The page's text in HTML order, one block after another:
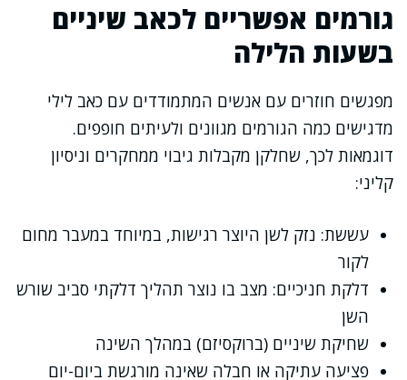
גורמים אפשריים לכאב שיניים
בשעות הלילה
מפגשים חוזרים עם אנשים המתמודדים עם כאב לילי
מדגישים כמה הגורמים מגוונים ולעיתים חופפים.
דוגמאות לכך, שחלקן מקבלות גיבוי ממחקרים וניסיון
קליני:
עששת: נזק לשן היוצר רגישות, במיוחד במעבר מחום
לקור
דלקת חניכיים: מצב בו נוצר תהליך דלקתי סביב שורש
השן
שחיקת שיניים (ברוקסיזם) במהלך השינה
פציעה עתיקה או חבלה שאינה מורגשת ביום-יום